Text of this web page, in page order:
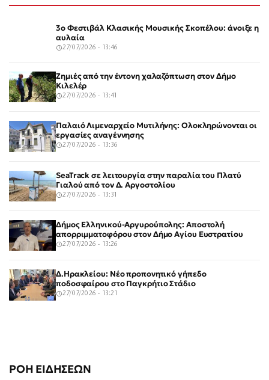
ΡΟΗ ΕΙΔΗΣΕΩΝ
3ο Φεστιβάλ Κλασικής Μουσικής Σκοπέλου: άνοιξε η
αυλαία
27/07/2026 - 13:46
Ζημιές από την έντονη χαλαζόπτωση στον Δήμο
Κιλελέρ
27/07/2026 - 13:41
Παλαιό Λιμεναρχείο Μυτιλήνης: Ολοκληρώνονται οι
εργασίες αναγέννησης
27/07/2026 - 13:36
SeaTrack σε λειτουργία στην παραλία του Πλατύ
Γιαλού από τον Δ. Αργοστολίου
27/07/2026 - 13:31
Δήμος Ελληνικού-Αργυρούπολης: Αποστολή
απορριμματοφόρου στον Δήμο Αγίου Ευστρατίου
27/07/2026 - 13:26
Δ.Ηρακλείου: Νέο προπονητικό γήπεδο
ποδοσφαίρου στο Παγκρήτιο Στάδιο
27/07/2026 - 13:21